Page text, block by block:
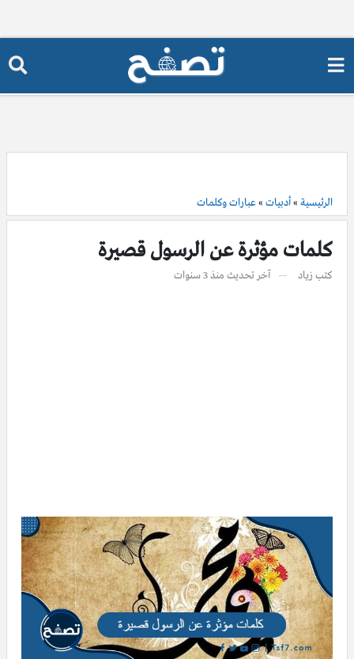
الرئيسية »أدبيات »عبارات وكلمات
كلمات مؤثرة عن الرسول قصيرة
كتب زياد آخر تحديث منذ 3 سنوات